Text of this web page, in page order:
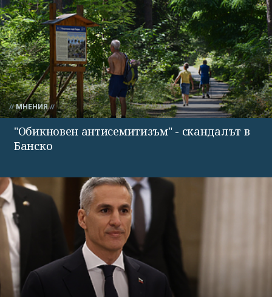
МНЕНИЯ
"Обикновен антисемитизъм" - скандалът в
Банско